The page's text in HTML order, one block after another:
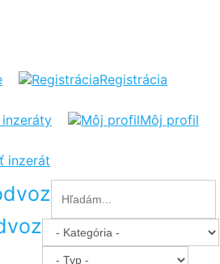
Registrácia
Môj profil
inzerát